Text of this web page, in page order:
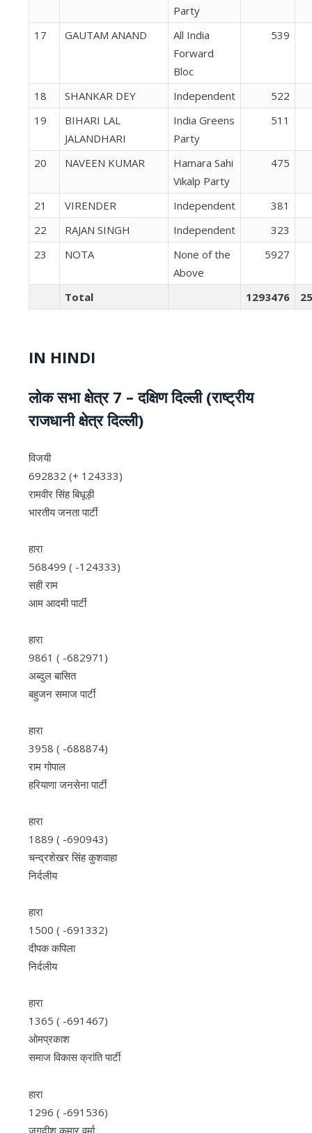
Party
17 GAUTAM ANAND
All India
Forward
Bloc
539
18 SHANKAR DEY Independent
522
19
BIHARI LAL
JALANDHARI
India Greens
Party
511
20 NAVEEN KUMAR
Hamara Sahi
Vikalp Party
475
21 VIRENDER Independent
381
22
RAJAN SINGH Independent
323
23
NOTA
None of the
Above
5927
Total 1293476
IN HINDI
लोक सभा क्षेत्र 7 – दक्षिण दिल्‍ली (राष्ट्रीय
राजधानी क्षेत्र दिल्ली)
विजयी
692832 (+ 124333)
रामवीर सिंह बिधूड़ी
भारतीय जनता पार्टी
हारा
568499 ( -124333)
सही राम
आम आदमी पार्टी
हारा
9861 ( -682971)
अब्दुल बासित
बहुजन समाज पार्टी
हारा
3958 ( -688874)
राम गोपाल
हरियाणा जनसेना पार्टी
हारा
1889 ( -690943)
चन्द्रशेखर सिंह कुशवाहा
निर्दलीय
हारा
1500 ( -691332)
दीपक कपिला
निर्दलीय
हारा
1365 ( -691467)
ओमप्रकाश
समाज विकास क्रांति पार्टी
हारा
1296 ( -691536)
जगदीश कुमार वर्मा